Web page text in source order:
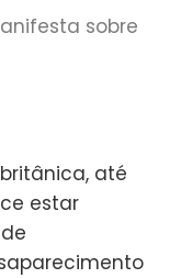
sobre
até
estar